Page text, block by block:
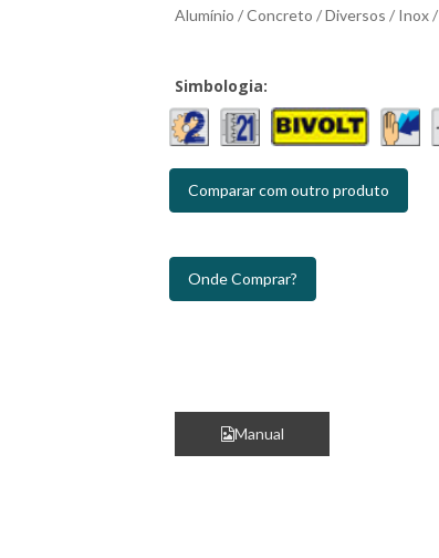
Alumínio / Concreto / Diversos / Inox
Simbologia:
Comparar com outro produto
Onde Comprar?
Manual